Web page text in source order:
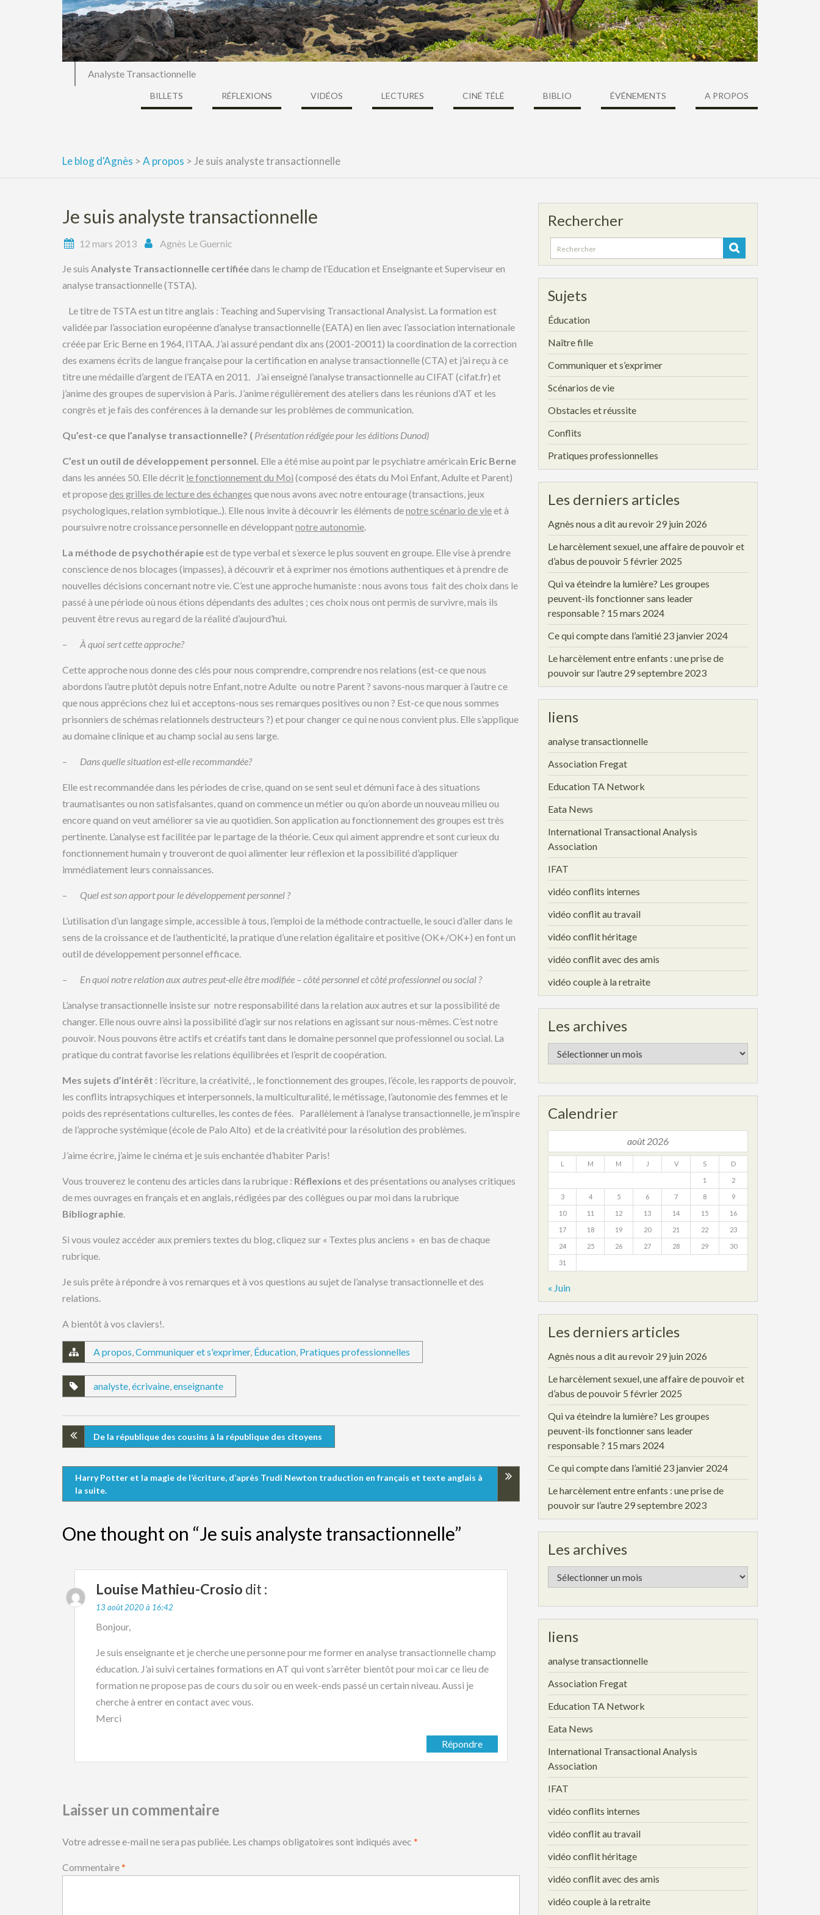
Analyste Transactionnelle
BILLETS RÉFLEXIONS VIDÉOS LECTURES CINÉ TÉLÉ BIBLIO ÉVÉNEMENTS A PROPOS
Le blog d'Agnès >A propos > Je suis analyste transactionnelle
Je suis analyste transactionnelle
12 mars 2013 Agnès Le Guernic
Je suis Analyste Transactionnelle certifiéedans le champ de l’Education et Enseignante et Superviseur en
analyse transactionnelle (TSTA).
Le titre de TSTA est un titre anglais : Teaching and Supervising Transactional Analysist. La formation est
validée par l’association européenne d’analyse transactionnelle (EATA) en lien avec l’association internationale
créée par Eric Berne en 1964, l’ITAA. J’ai assuré pendant dix ans (2001-20011) la coordination de la correction
des examens écrits de langue française pour la certification en analyse transactionnelle (CTA) et j’ai reçu à ce
titre une médaille d’argent de l’EATA en 2011. J’ai enseigné l’analyse transactionnelle au CIFAT (cifat.fr) et
j’anime des groupes de supervision à Paris. J’anime régulièrement des ateliers dans les réunions d’AT et les
congrès et je fais des conférences à la demande sur les problèmes de communication.
Qu’est-ce que l’analyse transactionnelle? ( Présentation rédigée pour les éditions Dunod)
C’est un outil de développement personnel. Elle a été mise au point par le psychiatre américain Eric Berne
dans les années 50. Elle décrit le fonctionnement du Moi (composé des états du Moi Enfant, Adulte et Parent)
et proposedes grilles de lecture des échanges que nous avons avec notre entourage (transactions, jeux
psychologiques, relation symbiotique..). Elle nous invite à découvrir les éléments denotre scénario de vieet à
poursuivre notre croissance personnelle en développantnotre autonomie.
La méthode de psychothérapieest de type verbal et s’exerce le plus souvent en groupe. Elle vise à prendre
conscience de nos blocages (impasses), à découvrir et à exprimer nos émotions authentiques et à prendre de
nouvelles décisions concernant notre vie. C’est une approche humaniste : nous avons tous fait des choix dans le
passé à une période où nous étions dépendants des adultes ; ces choix nous ont permis de survivre, mais ils
peuvent être revus au regard de la réalité d’aujourd’hui.
– À quoi sert cette approche?
Cette approche nous donne des clés pour nous comprendre, comprendre nos relations (est-ce que nous
abordons l’autre plutôt depuis notre Enfant, notre Adulte ou notre Parent ? savons-nous marquer à l’autre ce
que nous apprécions chez lui et acceptons-nous ses remarques positives ou non ? Est-ce que nous sommes
prisonniers de schémas relationnels destructeurs ?) et pour changer ce qui ne nous convient plus. Elle s’applique
au domaine clinique et au champ social au sens large.
– Dans quelle situation est-elle recommandée?
Elle est recommandée dans les périodes de crise, quand on se sent seul et démuni face à des situations
traumatisantes ou non satisfaisantes, quand on commence un métier ou qu’on aborde un nouveau milieu ou
encore quand on veut améliorer sa vie au quotidien. Son application au fonctionnement des groupes est très
pertinente. L’analyse est facilitée par le partage de la théorie. Ceux qui aiment apprendre et sont curieux du
fonctionnement humain y trouveront de quoi alimenter leur réflexion et la possibilité d’appliquer
immédiatement leurs connaissances.
– Quel est son apport pour le développement personnel ?
L’utilisation d’un langage simple, accessible à tous, l’emploi de la méthode contractuelle, le souci d’aller dans le
sens de la croissance et de l’authenticité, la pratique d’une relation égalitaire et positive (OK+/OK+) en font un
outil de développement personnel efficace.
– En quoi notre relation aux autres peut-elle être modifiée – côté personnel et côté professionnel ou social ?
L’analyse transactionnelle insiste sur notre responsabilité dans la relation aux autres et sur la possibilité de
changer. Elle nous ouvre ainsi la possibilité d’agir sur nos relations en agissant sur nous-mêmes. C’est notre
pouvoir. Nous pouvons être actifs et créatifs tant dans le domaine personnel que professionnel ou social. La
pratique du contrat favorise les relations équilibrées et l’esprit de coopération.
Mes sujets d’intérêt : l’écriture, la créativité, , le fonctionnement des groupes, l’école, les rapports de pouvoir,
les conflits intrapsychiques et interpersonnels, la multiculturalité, le métissage, l’autonomie des femmes et le
poids des représentations culturelles, les contes de fées. Parallèlement à l’analyse transactionnelle, je m’inspire
de l’approche systémique (école de Palo Alto) et de la créativité pour la résolution des problèmes.
J’aime écrire, j’aime le cinéma et je suis enchantée d’habiter Paris!
Vous trouverez le contenu des articles dans la rubrique : Réflexions et des présentations ou analyses critiques
de mes ouvrages en français et en anglais, rédigées par des collègues ou par moi dans la rubrique
Bibliographie.
Si vous voulez accéder aux premiers textes du blog, cliquez sur « Textes plus anciens » en bas de chaque
rubrique.
Je suis prête à répondre à vos remarques et à vos questions au sujet de l’analyse transactionnelle et des
relations.
A bientôt à vos claviers!.
A propos,Communiquer et s'exprimer, Éducation, Pratiques professionnelles
analyste,écrivaine,enseignante
De la république des cousins à la république des citoyens
Harry Potter et la magie de l’écriture, d’après Trudi Newton traduction en français et texte anglais à
la suite.
One thought on “Je suis analyste transactionnelle”
Louise Mathieu-Crosio dit :
13 août 2020 à 16:42
Bonjour,
Je suis enseignante et je cherche une personne pour me former en analyse transactionnelle champ
éducation. J’ai suivi certaines formations en AT qui vont s’arrêter bientôt pour moi car ce lieu de
formation ne propose pas de cours du soir ou en week-ends passé un certain niveau. Aussi je
cherche à entrer en contact avec vous.
Merci
Répondre
Laisser un commentaire
Votre adresse e-mail ne sera pas publiée. Les champs obligatoires sont indiqués avec *
Commentaire*
Rechercher
Search
for:
Sujets
Éducation
Naître fille
Communiquer et s’exprimer
Scénarios de vie
Obstacles et réussite
Conflits
Pratiques professionnelles
Les derniers articles
Agnès nous a dit au revoir 29 juin 2026
Le harcèlement sexuel, une affaire de pouvoir et
d’abus de pouvoir 5 février 2025
Qui va éteindre la lumière? Les groupes
peuvent-ils fonctionner sans leader
responsable ? 15 mars 2024
Ce qui compte dans l’amitié 23 janvier 2024
Le harcèlement entre enfants : une prise de
pouvoir sur l’autre 29 septembre 2023
liens
analyse transactionnelle
Association Fregat
Education TA Network
Eata News
International Transactional Analysis
Association
IFAT
vidéo conflits internes
vidéo conflit au travail
vidéo conflit héritage
vidéo conflit avec des amis
vidéo couple à la retraite
Les archives
Les
archives
Calendrier
août 2026
L M M J V S D
1 2
3 4 5 6 7 8 9
10 11 12 13 14 15 16
17 18 19 20 21 22 23
24 25 26 27 28 29 30
31
« Juin
Les derniers articles
Agnès nous a dit au revoir 29 juin 2026
Le harcèlement sexuel, une affaire de pouvoir et
d’abus de pouvoir 5 février 2025
Qui va éteindre la lumière? Les groupes
peuvent-ils fonctionner sans leader
responsable ? 15 mars 2024
Ce qui compte dans l’amitié 23 janvier 2024
Le harcèlement entre enfants : une prise de
pouvoir sur l’autre 29 septembre 2023
Les archives
Les
archives
liens
analyse transactionnelle
Association Fregat
Education TA Network
Eata News
International Transactional Analysis
Association
IFAT
vidéo conflits internes
vidéo conflit au travail
vidéo conflit héritage
vidéo conflit avec des amis
vidéo couple à la retraite